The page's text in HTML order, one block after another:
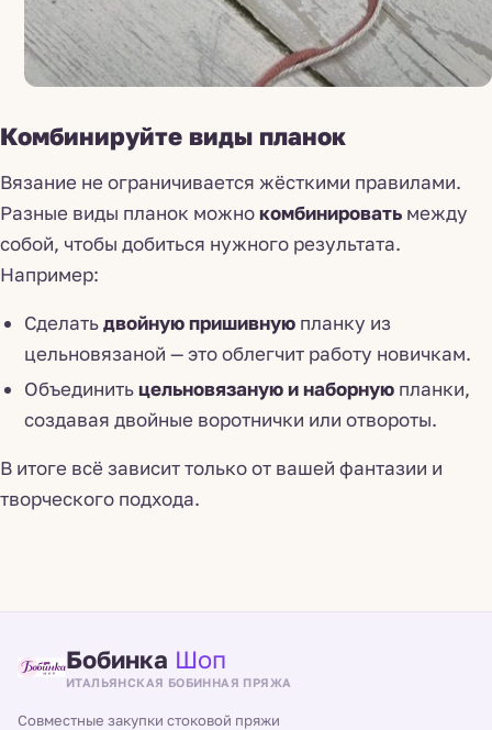
Комбинируйте виды планок
Вязание не ограничивается жёсткими правилами.
Разные виды планок можнокомбинировать между
собой, чтобы добиться нужного результата.
Например:
Сделатьдвойную пришивную планку из
цельновязаной — это облегчит работу новичкам.
Объединитьцельновязаную и наборную планки,
создавая двойные воротнички или отвороты.
В итоге всё зависит только от вашей фантазии и
творческого подхода.
Бобинка Шоп
ИТАЛЬЯНСКАЯ БОБИННАЯ ПРЯЖА
Совместные закупки стоковой пряжи